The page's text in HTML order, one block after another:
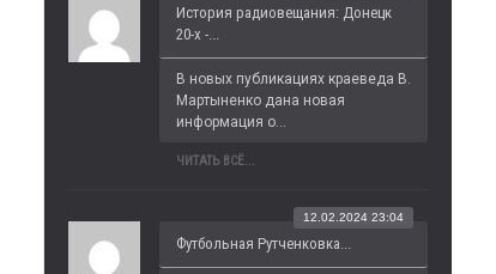
История радиовещания: Донецк
20-х -...
В новых публикациях краеведа В.
Мартыненко дана новая
информация о...
ЧИТАТЬ ВСЁ...
Футбольная Рутченковка...
12.02.2024 23:04